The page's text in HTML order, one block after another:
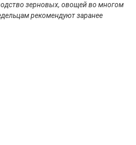
зерновых, овощей во многом
рекомендуют заранее